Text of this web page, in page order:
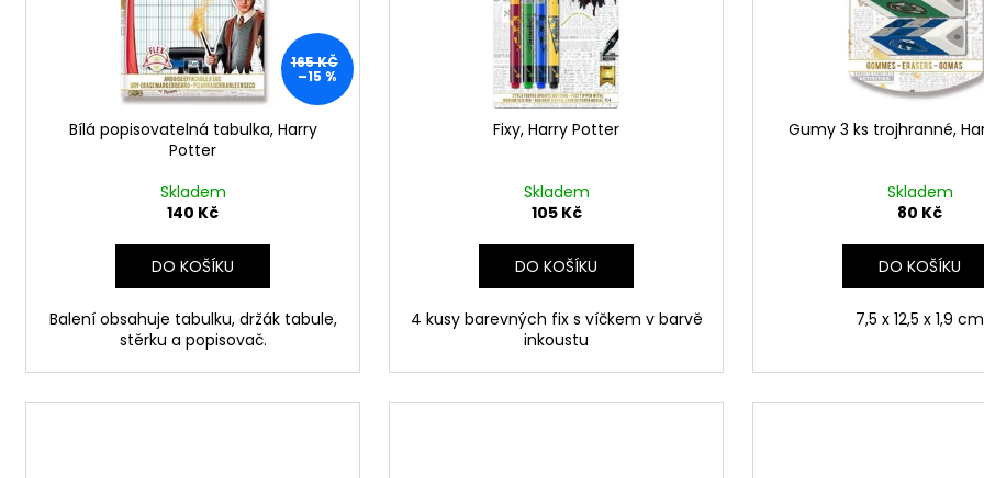
165 KČ
–15 %
Bílá popisovatelná tabulka, Harry
Potter
Skladem
140 Kč
DO KOŠÍKU
Balení obsahuje tabulku, držák tabule,
stěrku a popisovač.
Fixy, Harry Potter
Skladem
105 Kč
DO KOŠÍKU
4 kusy barevných fix s víčkem v barvě
inkoustu
Gumy 3 ks trojhranné,
Skladem
80 Kč
DO KOŠÍKU
7,5 x 12,5 x 1,9 cm
BERTÍKOVY FAZOLKY TISÍCKRÁT JINAK
35 G, HARRY POTTER
85 Kč
ČOKOLÁDOVÁ ŽABKA 15 G, HARRY
POTTER
130 Kč
TAJEMNÝ
399 Kč
Původně:499